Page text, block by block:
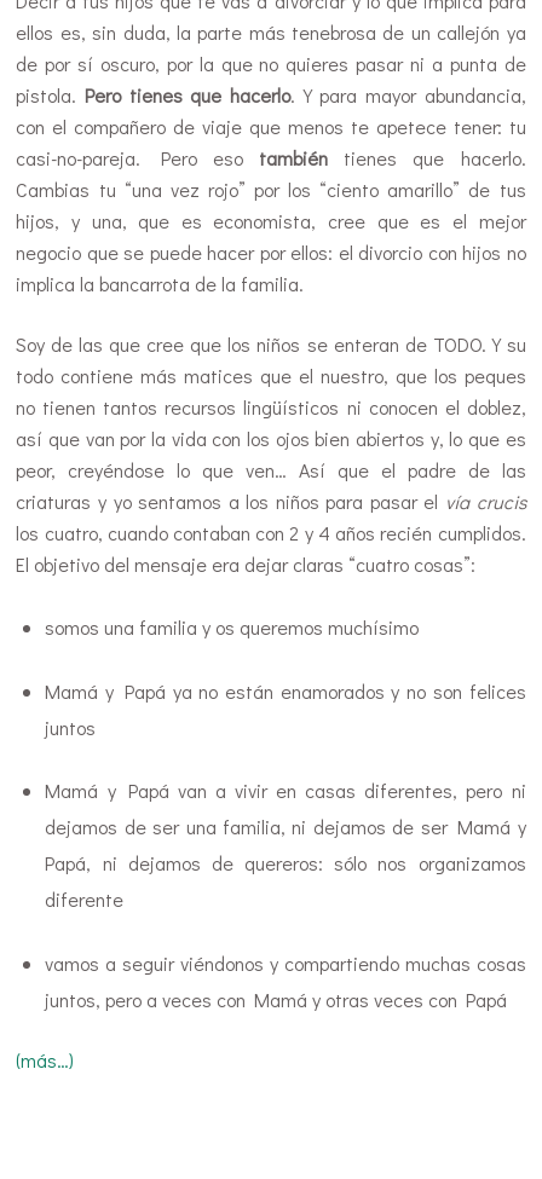
ellos es, sin duda, la parte más tenebrosa de un callejón ya
de por sí oscuro, por la que no quieres pasar ni a punta de
pistola. Pero tienes que hacerlo. Y para mayor abundancia,
con el compañero de viaje que menos te apetece tener: tu
casi-no-pareja. Pero eso también tienes que hacerlo.
Cambias tu “una vez rojo” por los “ciento amarillo” de tus
hijos, y una, que es economista, cree que es el mejor
negocio que se puede hacer por ellos: el divorcio con hijos no
implica la bancarrota de la familia.
Soy de las que cree que los niños se enteran de TODO. Y su
todo contiene más matices que el nuestro, que los peques
no tienen tantos recursos lingüísticos ni conocen el doblez,
así que van por la vida con los ojos bien abiertos y, lo que es
peor, creyéndose lo que ven… Así que el padre de las
criaturas y yo sentamos a los niños para pasar el vía crucis
los cuatro, cuando contaban con 2 y 4 años recién cumplidos.
El objetivo del mensaje era dejar claras “cuatro cosas”:
somos una familia y os queremos muchísimo
Mamá y Papá ya no están enamorados y no son felices
juntos
Mamá y Papá van a vivir en casas diferentes, pero ni
dejamos de ser una familia, ni dejamos de ser Mamá y
Papá, ni dejamos de quereros: sólo nos organizamos
diferente
vamos a seguir viéndonos y compartiendo muchas cosas
juntos, pero a veces con Mamá y otras veces con Papá
(más…)